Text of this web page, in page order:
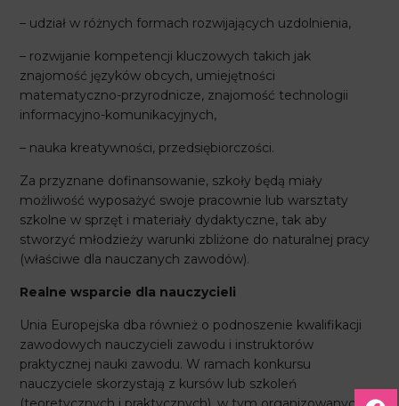
– udział w różnych formach rozwijających uzdolnienia,
– rozwijanie kompetencji kluczowych takich jak
znajomość języków obcych, umiejętności
matematyczno-przyrodnicze, znajomość technologii
informacyjno-komunikacyjnych,
– nauka kreatywności, przedsiębiorczości.
Za przyznane dofinansowanie, szkoły będą miały
możliwość wyposażyć swoje pracownie lub warsztaty
szkolne w sprzęt i materiały dydaktyczne, tak aby
stworzyć młodzieży warunki zbliżone do naturalnej pracy
(właściwe dla nauczanych zawodów).
Realne wsparcie dla nauczycieli
Unia Europejska dba również o podnoszenie kwalifikacji
zawodowych nauczycieli zawodu i instruktorów
praktycznej nauki zawodu. W ramach konkursu
nauczyciele skorzystają z kursów lub szkoleń